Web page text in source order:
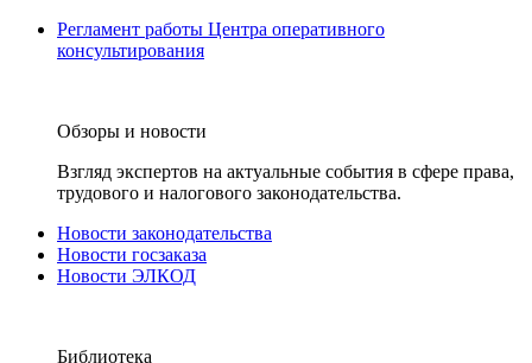
Регламент работы Центра оперативного
консультирования
Обзоры и новости
Взгляд экспертов на актуальные события в сфере права,
трудового и налогового законодательства.
Новости законодательства
Новости госзаказа
Новости ЭЛКОД
Библиотека